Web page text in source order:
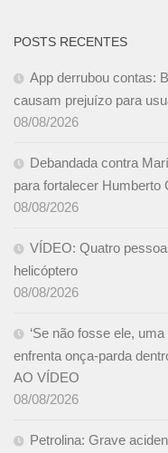
POSTS RECENTES
App derrubou contas:
causam prejuízo para
08/08/2026
Debandada contra
para fortalecer Humberto
08/08/2026
VÍDEO: Quatro
helicóptero
08/08/2026
‘Se não fosse ele,
enfrenta onça-parda
AO VÍDEO
08/08/2026
Petrolina: Grave